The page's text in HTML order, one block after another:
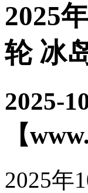
2025
轮 冰
2025-
【
2025年